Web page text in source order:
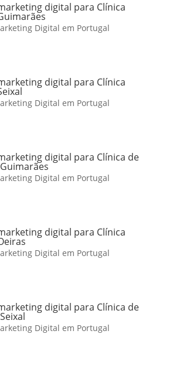
digital para Clínica
Digital em Portugal
digital para Clínica
Digital em Portugal
digital para Clínica de
Digital em Portugal
digital para Clínica
Digital em Portugal
digital para Clínica de
Digital em Portugal